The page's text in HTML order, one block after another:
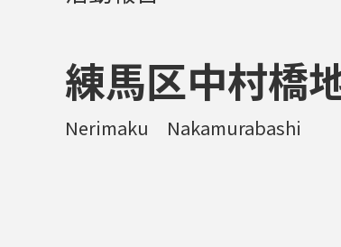
練馬区中村橋
Nerimaku Nakamurabashi